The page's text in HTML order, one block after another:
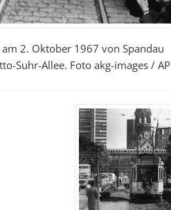
2. Oktober 1967 von Spandau
Suhr-Allee. Foto akg-images / AP